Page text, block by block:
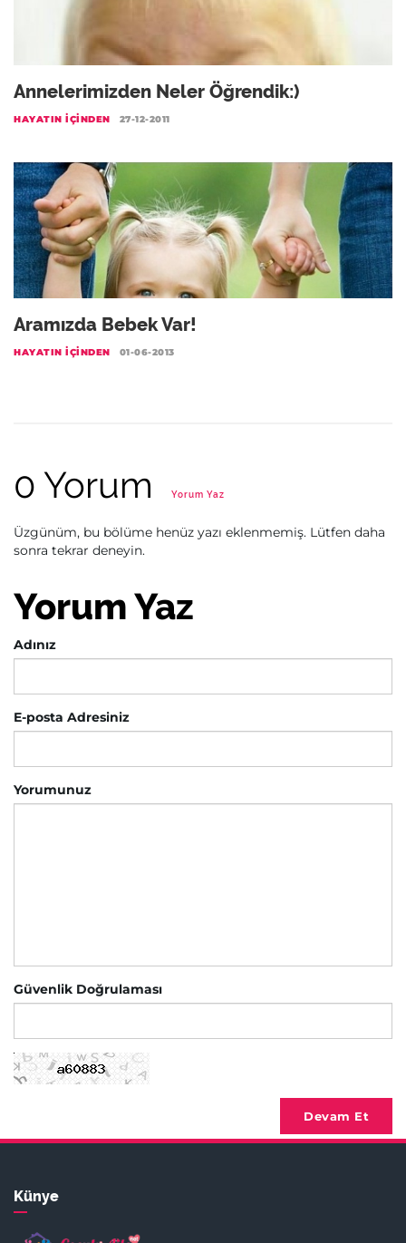
Annelerimizden Neler Öğrendik:)
HAYATIN İÇINDEN 27-12-2011
Aramızda Bebek Var!
HAYATIN İÇINDEN 01-06-2013
0 Yorum Yorum Yaz
Üzgünüm, bu bölüme henüz yazı eklenmemiş. Lütfen daha
sonra tekrar deneyin.
Yorum Yaz
Adınız
E-posta Adresiniz
Yorumunuz
Güvenlik Doğrulaması
Devam Et
Künye